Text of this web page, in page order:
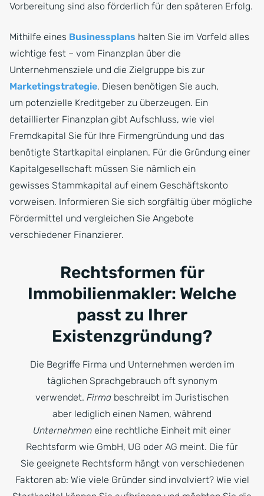
Vorbereitung sind also förderlich für den späteren Erfolg.
Mithilfe eines Businessplans halten Sie im Vorfeld alles
wichtige fest – vom Finanzplan über die
Unternehmensziele und die Zielgruppe bis zur
Marketingstrategie. Diesen benötigen Sie auch,
um potenzielle Kreditgeber zu überzeugen. Ein
detaillierter Finanzplan gibt Aufschluss, wie viel
Fremdkapital Sie für Ihre Firmengründung und das
benötigte Startkapital einplanen. Für die Gründung einer
Kapitalgesellschaft müssen Sie nämlich ein
gewisses Stammkapital auf einem Geschäftskonto
vorweisen. Informieren Sie sich sorgfältig über mögliche
Fördermittel und vergleichen Sie Angebote
verschiedener Finanzierer.
Rechtsformen für
Immobilienmakler: Welche
passt zu Ihrer
Existenzgründung?
Die Begriffe Firma und Unternehmen werden im
täglichen Sprachgebrauch oft synonym
verwendet. Firma beschreibt im Juristischen
aber lediglich einen Namen, während
Unternehmen eine rechtliche Einheit mit einer
Rechtsform wie GmbH, UG oder AG meint. Die für
Sie geeignete Rechtsform hängt von verschiedenen
Faktoren ab: Wie viele Gründer sind involviert? Wie viel